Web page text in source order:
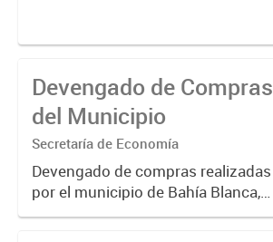
Devengado de Compras
del Municipio
Secretaría de Economía
Devengado de compras realizadas
por el municipio de Bahía Blanca,
por año y proveedor. Un monto